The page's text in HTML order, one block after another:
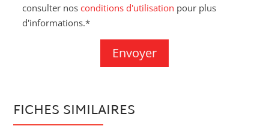
consulter nosconditions d'utilisation pour plus
d'informations.*
FICHES SIMILAIRES